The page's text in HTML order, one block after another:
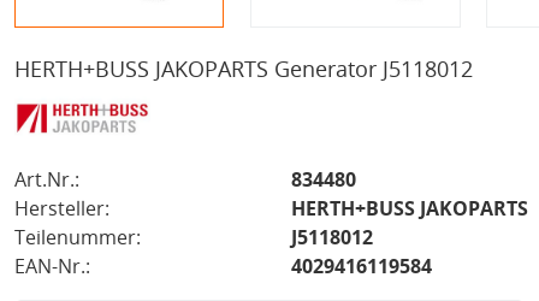
HERTH+BUSS JAKOPARTS Generator J5118012
Art.Nr.:
834480
Hersteller:
HERTH+BUSS JAKOPARTS
Teilenummer:
J5118012
EAN-Nr.:
4029416119584